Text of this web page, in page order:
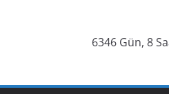
6346 Gün, 8